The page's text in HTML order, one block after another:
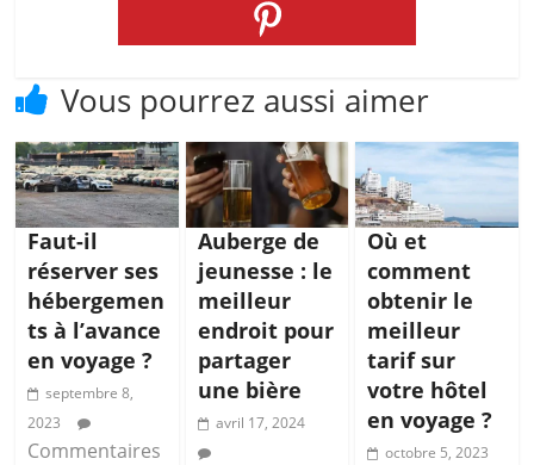
Vous pourrez aussi aimer
Faut-il
réserver ses
hébergemen
ts à l’avance
en voyage ?
septembre 8,
2023
Commentaires
Auberge de
jeunesse : le
meilleur
endroit pour
partager
une bière
avril 17, 2024
Où et
comment
obtenir le
meilleur
tarif sur
votre hôtel
en voyage ?
octobre 5, 2023